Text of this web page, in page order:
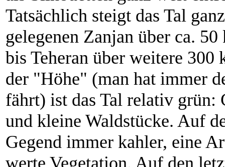
Tatsächlich steigt das Tal
ge­le­ge­nen Zanjan über ca.
bis Teheran über weitere
der "Höhe" (man hat immer
fährt) ist das Tal relativ grün:
und kleine Wald­stücke. Auf
Gegend immer kahler, eine